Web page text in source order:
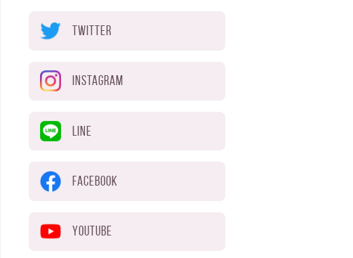
TWITTER
INSTAGRAM
LINE
FACEBOOK
YOUTUBE